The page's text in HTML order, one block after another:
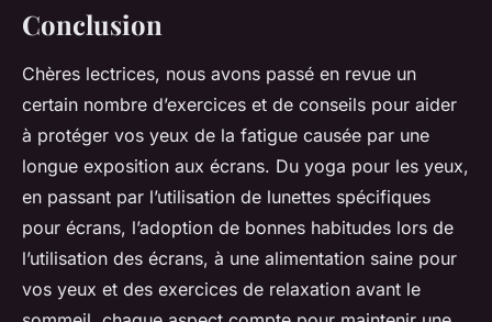
Conclusion
Chères lectrices, nous avons passé en revue un
certain nombre d’exercices et de conseils pour aider
à protéger vos yeux de la fatigue causée par une
longue exposition aux écrans. Du yoga pour les yeux,
en passant par l’utilisation de lunettes spécifiques
pour écrans, l’adoption de bonnes habitudes lors de
l’utilisation des écrans, à une alimentation saine pour
vos yeux et des exercices de relaxation avant le